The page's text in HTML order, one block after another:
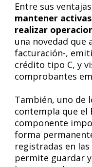
Entre sus
mantener
realizar
una novedad que
facturación-,
crédito tipo C, y
comprobantes
También, uno de
contempla que el
componente
forma
registradas en las
permite guardar